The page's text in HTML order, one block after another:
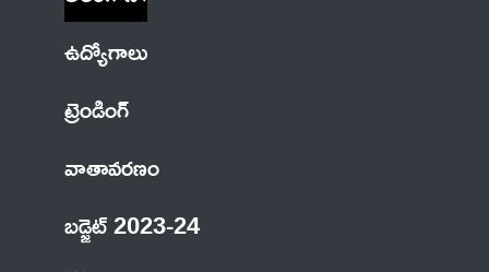
ఉద్యోగాలు
ట్రెండింగ్
వాతావరణం
బడ్జెట్ 2023-24